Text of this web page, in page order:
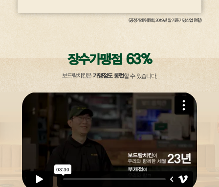
(공정거래위원회, 2019년 말 기준 가맹산업 현황)
장수가맹점 63%
보드람치킨은 가맹점도 롱런할 수 있습니다.